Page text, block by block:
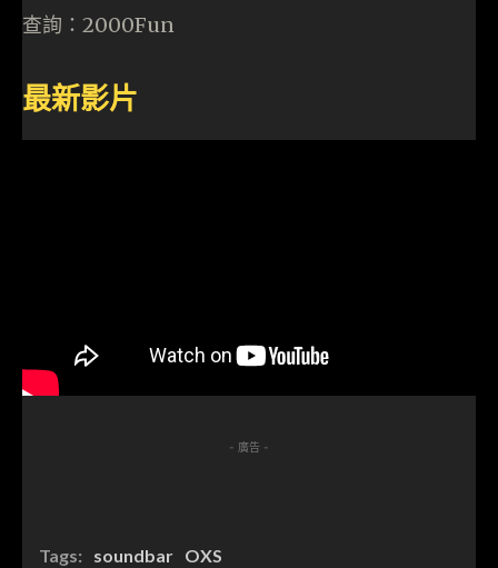
查詢：2000Fun
最新影片
- 廣告 -
Tags: soundbar OXS